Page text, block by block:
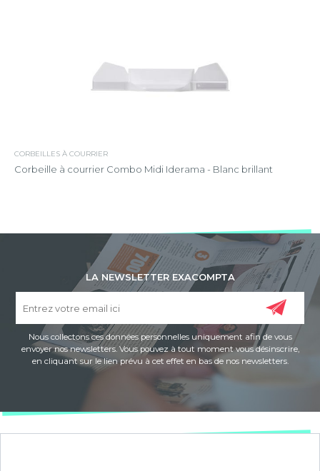
CORBEILLES À COURRIER
Corbeille à courrier Combo Midi Iderama - Blanc brillant
LA NEWSLETTER EXACOMPTA
Nous collectons ces données personnelles uniquement afin de vous
envoyer nos newsletters. Vous pouvez à tout moment vous désinscrire,
en cliquant sur le lien prévu à cet effet en bas de nos newsletters.